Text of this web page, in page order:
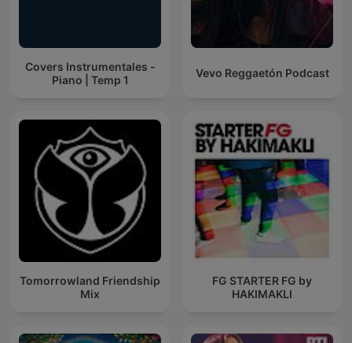
Covers Instrumentales -
Piano | Temp 1
Vevo Reggaetón Podcast
Tomorrowland Friendship
Mix
FG STARTER FG by
HAKIMAKLI